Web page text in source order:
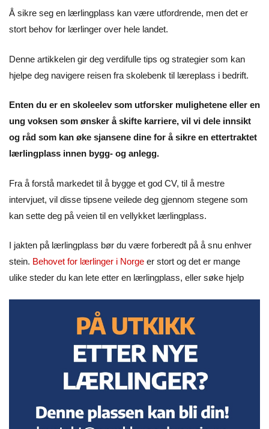
Å sikre seg en lærlingplass kan være utfordrende, men det er
stort behov for lærlinger over hele landet.
Denne artikkelen gir deg verdifulle tips og strategier som kan
hjelpe deg navigere reisen fra skolebenk til læreplass i bedrift.
Enten du er en skoleelev som utforsker mulighetene eller en
ung voksen som ønsker å skifte karriere, vil vi dele innsikt
og råd som kan øke sjansene dine for å sikre en ettertraktet
lærlingplass innen bygg- og anlegg.
Fra å forstå markedet til å bygge et god CV, til å mestre
intervjuet, vil disse tipsene veilede deg gjennom stegene som
kan sette deg på veien til en vellykket lærlingplass.
I jakten på lærlingplass bør du være forberedt på å snu enhver
stein. Behovet for lærlinger i Norge er stort og det er mange
ulike steder du kan lete etter en lærlingplass, eller søke hjelp